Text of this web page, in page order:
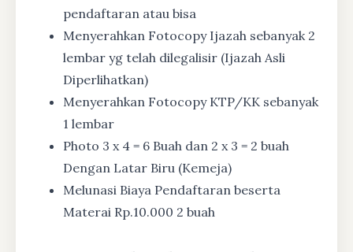
pendaftaran atau bisa
Menyerahkan Fotocopy Ijazah sebanyak 2
lembar yg telah dilegalisir (Ijazah Asli
Diperlihatkan)
Menyerahkan Fotocopy KTP/KK sebanyak
1 lembar
Photo 3 x 4 = 6 Buah dan 2 x 3 = 2 buah
Dengan Latar Biru (Kemeja)
Melunasi Biaya Pendaftaran beserta
Materai Rp.10.000 2 buah